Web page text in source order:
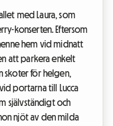
med Laura, som
konserten. Eftersom
hem vid midnatt
att parkera enkelt
skoter för helgen,
portarna till Lucca
självständigt och
njöt av den milda